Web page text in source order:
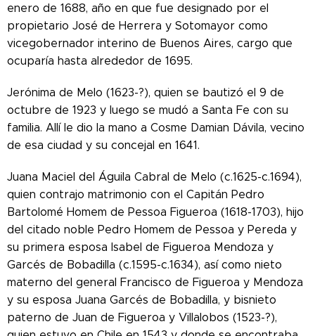
enero de 1688, año en que fue designado por el
propietario José de Herrera y Sotomayor como
vicegobernador interino de Buenos Aires, cargo que
ocuparía hasta alrededor de 1695.
Jerónima de Melo (1623-?), quien se bautizó el 9 de
octubre de 1923 y luego se mudó a Santa Fe con su
familia. Allí le dio la mano a Cosme Damian Dávila, vecino
de esa ciudad y su concejal en 1641.
Juana Maciel del Águila Cabral de Melo (c.1625-c.1694),
quien contrajo matrimonio con el Capitán Pedro
Bartolomé Homem de Pessoa Figueroa (1618-1703), hijo
del citado noble Pedro Homem de Pessoa y Pereda y
su primera esposa Isabel de Figueroa Mendoza y
Garcés de Bobadilla (c.1595-c.1634), así como nieto
materno del general Francisco de Figueroa y Mendoza
y su esposa Juana Garcés de Bobadilla, y bisnieto
paterno de Juan de Figueroa y Villalobos (1523-?),